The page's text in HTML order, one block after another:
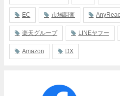
EC 市場調査
楽天グループ LINEヤフー
Amazon DX